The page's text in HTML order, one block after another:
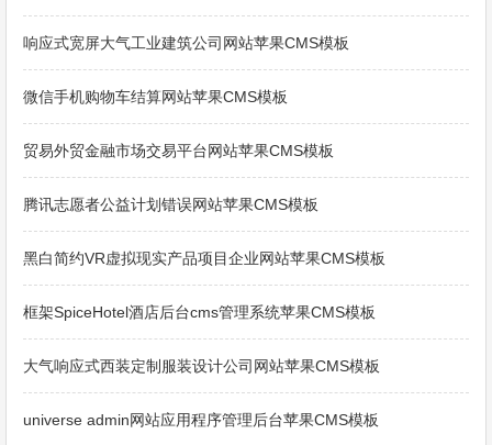
响应式宽屏大气工业建筑公司网站苹果CMS模板
微信手机购物车结算网站苹果CMS模板
贸易外贸金融市场交易平台网站苹果CMS模板
腾讯志愿者公益计划错误网站苹果CMS模板
黑白简约VR虚拟现实产品项目企业网站苹果CMS模板
框架SpiceHotel酒店后台cms管理系统苹果CMS模板
大气响应式西装定制服装设计公司网站苹果CMS模板
universe admin网站应用程序管理后台苹果CMS模板